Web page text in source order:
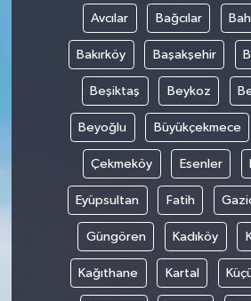
Avcılar Bağcılar
Bakırköy Başakşehir
Beşiktaş Beykoz
Beyoğlu Büyükçekmece
Çekmeköy Esenler
Eyüpsultan Fatih
Güngören Kadıköy
Kağıthane Kartal